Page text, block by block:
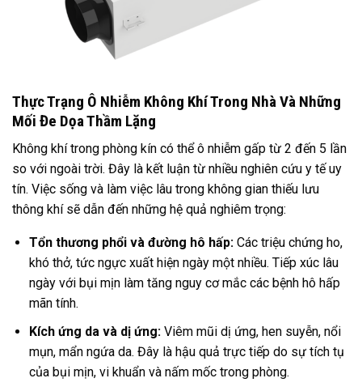
Thực Trạng Ô Nhiễm Không Khí Trong Nhà Và Những
Mối Đe Dọa Thầm Lặng
Không khí trong phòng kín có thể ô nhiễm gấp từ 2 đến 5 lần
so với ngoài trời. Đây là kết luận từ nhiều nghiên cứu y tế uy
tín. Việc sống và làm việc lâu trong không gian thiếu lưu
thông khí sẽ dẫn đến những hệ quả nghiêm trọng:
Tổn thương phổi và đường hô hấp:Các triệu chứng ho,
khó thở, tức ngực xuất hiện ngày một nhiều. Tiếp xúc lâu
ngày với bụi mịn làm tăng nguy cơ mắc các bệnh hô hấp
mãn tính.
Kích ứng da và dị ứng:Viêm mũi dị ứng, hen suyễn, nổi
mụn, mẩn ngứa da. Đây là hậu quả trực tiếp do sự tích tụ
của bụi mịn, vi khuẩn và nấm mốc trong phòng.